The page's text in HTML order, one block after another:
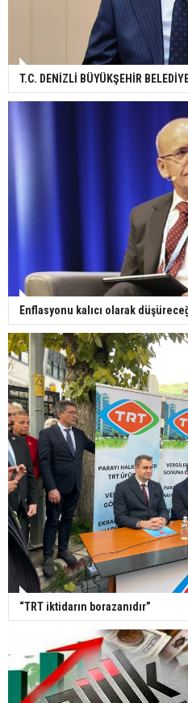
T.C. DENİZLİ BÜYÜKŞEHİR
Enflasyonu kalıcı olarak
“TRT iktidarın borazanıdır”